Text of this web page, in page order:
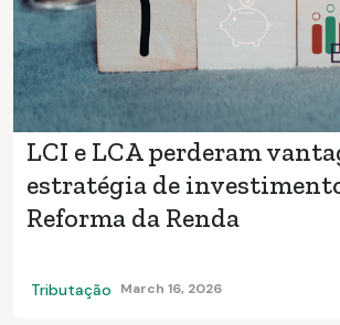
LCI e LCA perderam
estratégia de
Reforma da Renda
Tributação March 16, 2026